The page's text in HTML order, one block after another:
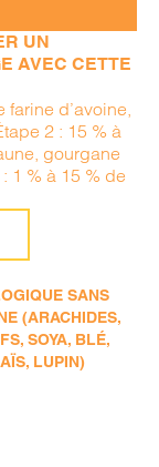
UN
AVEC CETTE
farine d’avoine,
2 : 15 % à
gourgane
1 % à 15 % de
SANS
(ARACHIDES,
SOYA, BLÉ,
LUPIN)